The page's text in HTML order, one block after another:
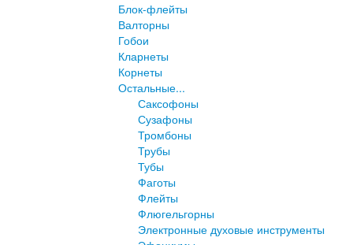
Блок-флейты
Валторны
Гобои
Кларнеты
Корнеты
Остальные...
Саксофоны
Сузафоны
Тромбоны
Трубы
Тубы
Фаготы
Флейты
Флюгельгорны
Электронные духовые инструменты